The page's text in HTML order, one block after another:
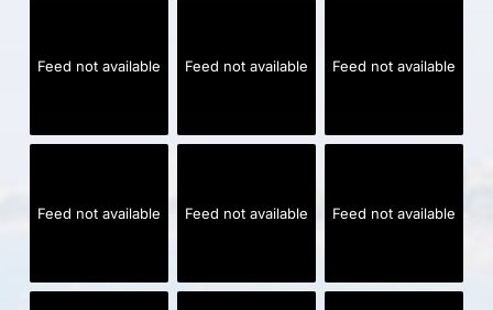
Feed not available Feed not available Feed not available
Feed not available Feed not available Feed not available